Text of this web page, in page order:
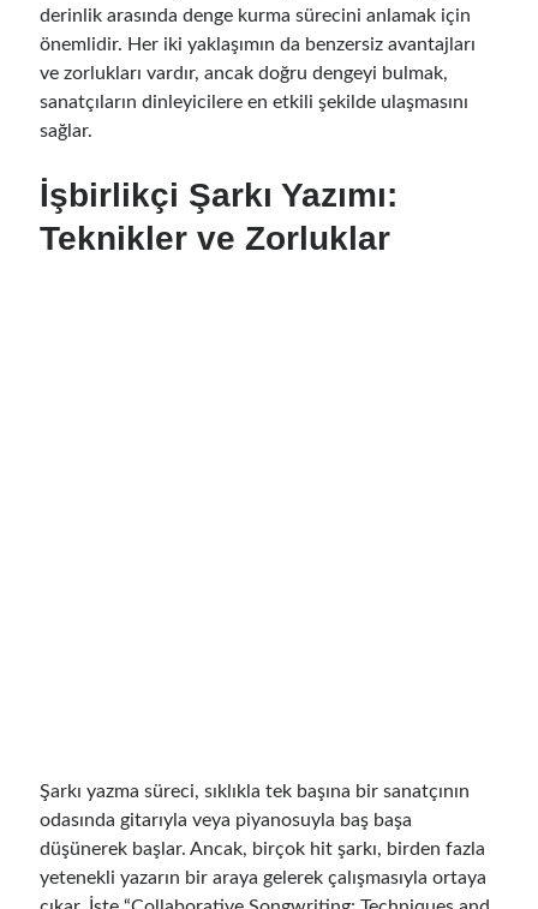
derinlik arasında denge kurma sürecini anlamak için
önemlidir. Her iki yaklaşımın da benzersiz avantajları
ve zorlukları vardır, ancak doğru dengeyi bulmak,
sanatçıların dinleyicilere en etkili şekilde ulaşmasını
sağlar.
İşbirlikçi Şarkı Yazımı:
Teknikler ve Zorluklar
Şarkı yazma süreci, sıklıkla tek başına bir sanatçının
odasında gitarıyla veya piyanosuyla baş başa
düşünerek başlar. Ancak, birçok hit şarkı, birden fazla
yetenekli yazarın bir araya gelerek çalışmasıyla ortaya